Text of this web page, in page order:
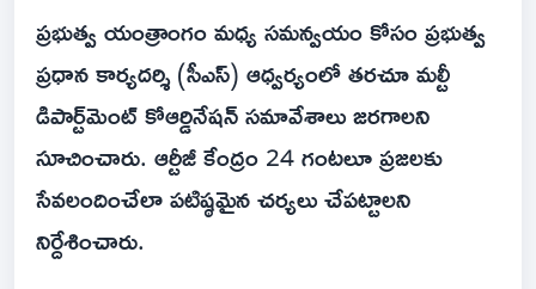
ప్రభుత్వ యంత్రాంగం మధ్య సమన్వయం కోసం ప్రభుత్వ
ప్రధాన కార్యదర్శి (సీఎస్) ఆధ్వర్యంలో తరచూ మల్టీ
డిపార్ట్‌మెంట్ కోఆర్డినేషన్ సమావేశాలు జరగాలని
సూచించారు. ఆర్టీజీ కేంద్రం 24 గంటలూ ప్రజలకు
సేవలందించేలా పటిష్ఠమైన చర్యలు చేపట్టాలని
నిర్దేశించారు.